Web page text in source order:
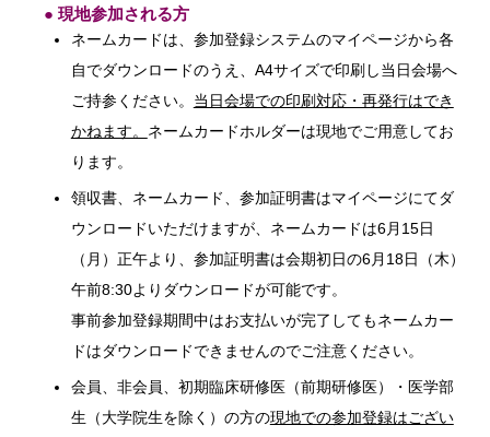
● 現地参加される方
ネームカードは、参加登録システムのマイページから各
自でダウンロードのうえ、A4サイズで印刷し当日会場へ
ご持参ください。 当日会場での印刷対応・再発行はでき
かねます。 ネームカードホルダーは現地でご用意してお
ります。
領収書、ネームカード、参加証明書はマイページにてダ
ウンロードいただけますが、ネームカードは6月15日
（月）正午より、参加証明書は会期初日の6月18日（木）
午前8:30よりダウンロードが可能です。
事前参加登録期間中はお支払いが完了してもネームカー
ドはダウンロードできませんのでご注意ください。
会員、非会員、初期臨床研修医（前期研修医）・医学部
生（大学院生を除く）の方の現地での参加登録はござい